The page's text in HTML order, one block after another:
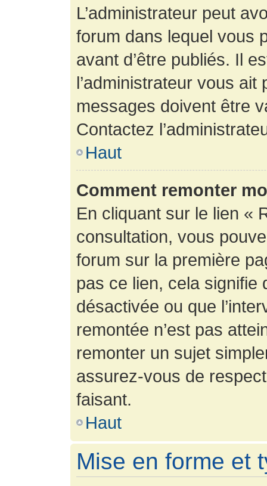
L’administrateur peut
forum dans lequel vous
avant d’être publiés. Il
l’administrateur vous
messages doivent être
Contactez
Haut
Comment remonter
En cliquant sur le lien «
consultation, vous
forum sur la première
pas ce lien, cela signifie
désactivée ou que
remontée n’est pas
remonter un sujet
assurez-vous de
faisant.
Haut
Mise en forme et